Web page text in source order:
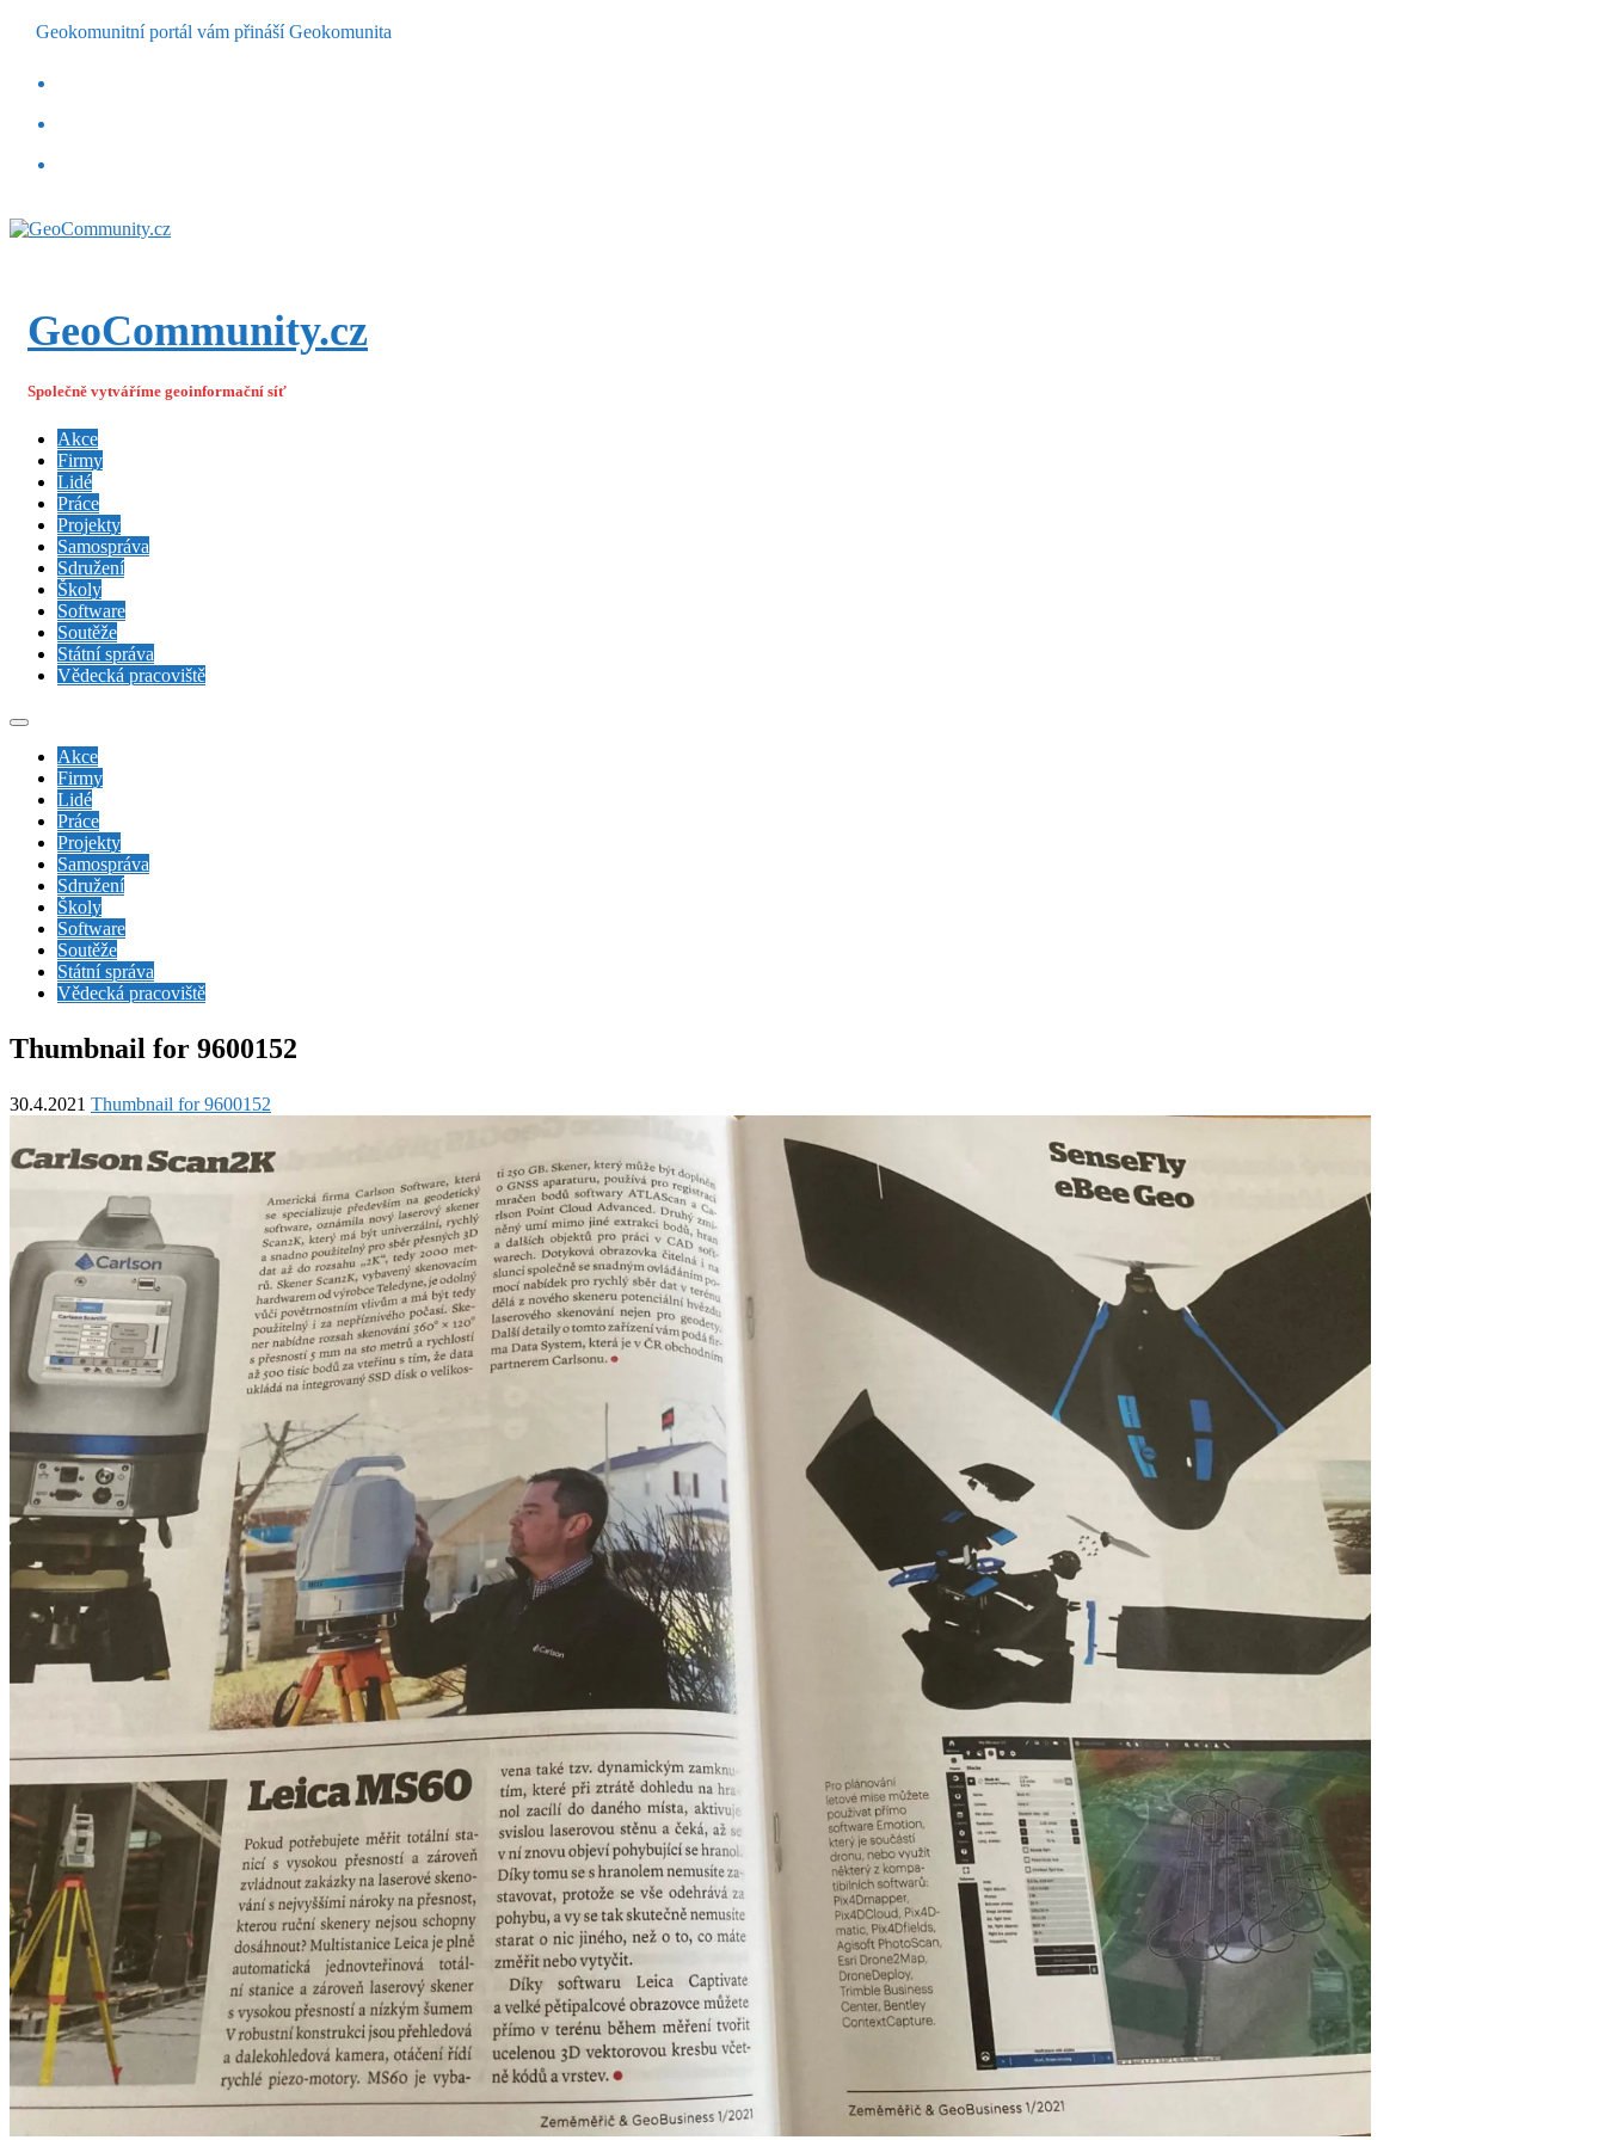
Geokomunitní portál vám přináší Geokomunita
GeoCommunity.cz
Společně vytváříme geoinformační síť
Akce
Firmy
Lidé
Práce
Projekty
Samospráva
Sdružení
Školy
Software
Soutěže
Státní správa
Vědecká pracoviště
Akce
Firmy
Lidé
Práce
Projekty
Samospráva
Sdružení
Školy
Software
Soutěže
Státní správa
Vědecká pracoviště
Thumbnail for 9600152
30.4.2021 Thumbnail for 9600152